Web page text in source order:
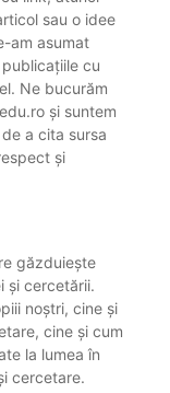
sau o idee
am asumat
cu
Ne bucurăm
și suntem
a cita sursa
și
găzduiește
și cercetării.
noștri, cine și
cine și cum
la lumea în
cercetare.